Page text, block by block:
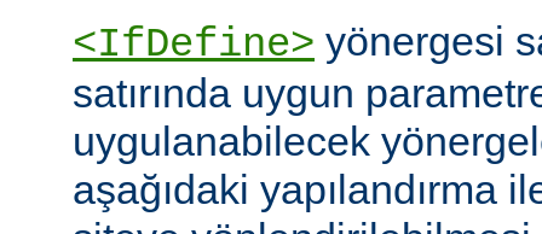
<IfDefine> yönergesi
satırında uygun
uygulanabilecek
aşağıdaki yapılandırma